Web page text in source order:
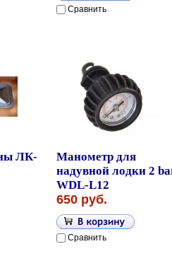
Сравнить
ЛК-
Манометр для
надувной лодки 2
WDL-L12
650 руб.
Сравнить